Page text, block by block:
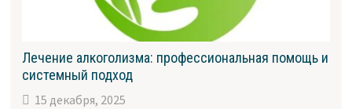
Лечение алкоголизма: профессиональная помощь и
системный подход
15 декабря, 2025